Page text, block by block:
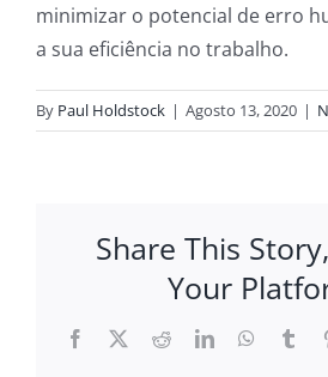
minimizar o potencial de erro
a sua eficiência no trabalho.
By Paul Holdstock | Agosto 13, 2020 |
Share This
Your
Facebook
X RedditLinkedIn